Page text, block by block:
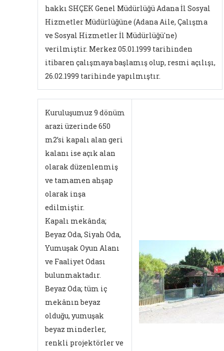
hakkı SHÇEK Genel Müdürlüğü Adana İl Sosyal
Hizmetler Müdürlüğüne (Adana Aile, Çalışma
ve Sosyal Hizmetler İl Müdürlüğü'ne)
verilmiştir. Merkez 05.01.1999 tarihinden
itibaren çalışmaya başlamış olup, resmi açılışı,
26.02.1999 tarihinde yapılmıştır.
Kuruluşumuz 9 dönüm
arazi üzerinde 650
m2’si kapalı alan geri
kalanı ise açık alan
olarak düzenlenmiş
ve tamamen ahşap
olarak inşa
edilmiştir.
Kapalı mekânda;
Beyaz Oda, Siyah Oda,
Yumuşak Oyun Alanı
ve Faaliyet Odası
bulunmaktadır.
Beyaz Oda; tüm iç
mekânın beyaz
olduğu, yumuşak
beyaz minderler,
renkli projektörler ve